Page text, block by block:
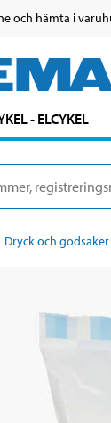
och hämta i
- ELCYKEL
Dryck och godsaker